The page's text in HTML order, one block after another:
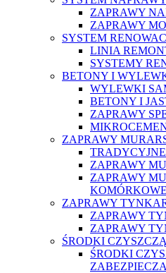
ZAPRAWY
ZAPRAWY
SYSTEM
LINIA
SYSTEMY
BETONY I
WYLEWKI
BETONY I
ZAPRAWY
ZAPRAWY
ZAPRAWY
ZAPRAWY
ZAPRAWY
ZAPRAWY
ZAPRAWY
ŚRODKI
ŚRODKI